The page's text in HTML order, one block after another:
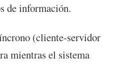
de información.
(cliente-servidor
mientras el sistema